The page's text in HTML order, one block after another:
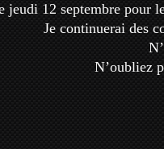
jeudi 12 septembre pour
Je continuerai des
N’oubliez